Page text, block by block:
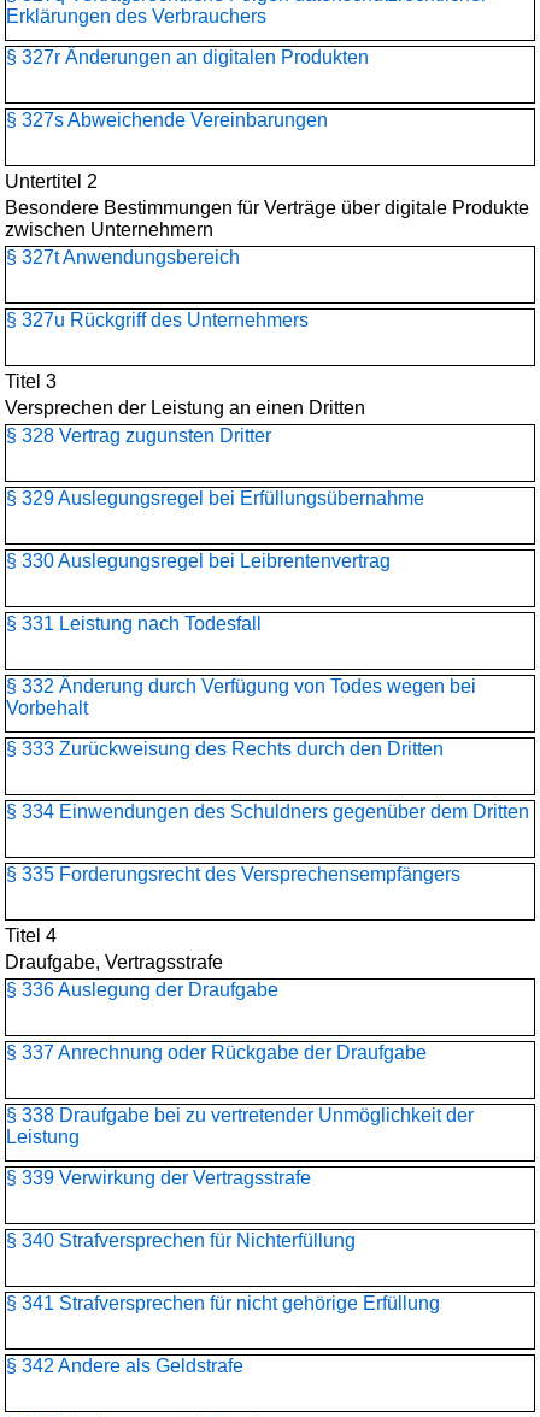
Erklärungen des Verbrauchers
§ 327r Änderungen an digitalen Produkten
§ 327s Abweichende Vereinbarungen
Untertitel 2
Besondere Bestimmungen für Verträge über digitale Produkte
zwischen Unternehmern
§ 327t Anwendungsbereich
§ 327u Rückgriff des Unternehmers
Titel 3
Versprechen der Leistung an einen Dritten
§ 328 Vertrag zugunsten Dritter
§ 329 Auslegungsregel bei Erfüllungsübernahme
§ 330 Auslegungsregel bei Leibrentenvertrag
§ 331 Leistung nach Todesfall
§ 332 Änderung durch Verfügung von Todes wegen bei
Vorbehalt
§ 333 Zurückweisung des Rechts durch den Dritten
§ 334 Einwendungen des Schuldners gegenüber dem Dritten
§ 335 Forderungsrecht des Versprechensempfängers
Titel 4
Draufgabe, Vertragsstrafe
§ 336 Auslegung der Draufgabe
§ 337 Anrechnung oder Rückgabe der Draufgabe
§ 338 Draufgabe bei zu vertretender Unmöglichkeit der
Leistung
§ 339 Verwirkung der Vertragsstrafe
§ 340 Strafversprechen für Nichterfüllung
§ 341 Strafversprechen für nicht gehörige Erfüllung
§ 342 Andere als Geldstrafe